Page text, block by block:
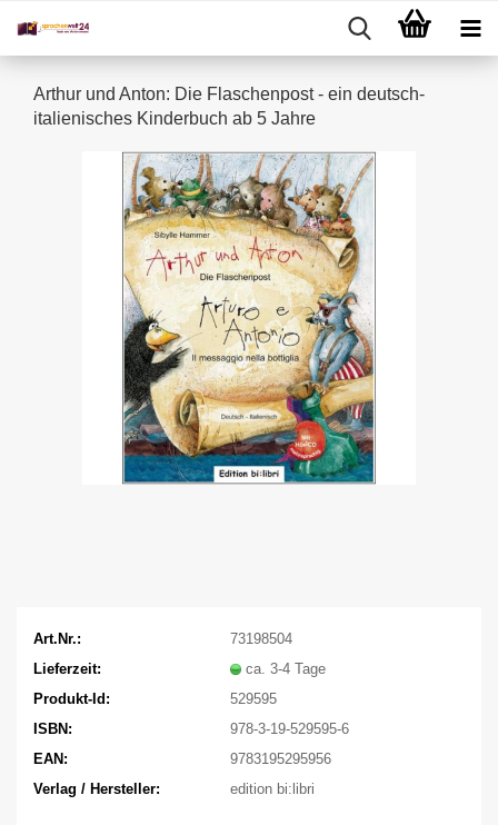
Arthur und Anton: Die Flaschenpost - ein deutsch-
italienisches Kinderbuch ab 5 Jahre
Art.Nr.:
73198504
Lieferzeit:
ca. 3-4 Tage
Produkt-Id:
529595
ISBN:
978-3-19-529595-6
EAN:
9783195295956
Verlag / Hersteller:
edition bi:libri